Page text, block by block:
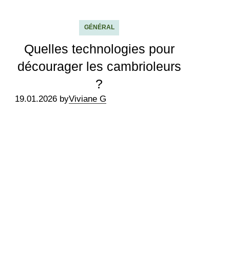
GÉNÉRAL
Quelles technologies pour
décourager les cambrioleurs
?
19.01.2026 byViviane G